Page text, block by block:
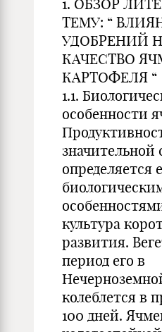
1. ОБЗОР
ТЕМУ: “
УДОБРЕНИЙ
КАЧЕСТВО
КАРТОФЕЛЯ “
1.1.
особенности
значительной
определяется
культура
развития.
период его в
колеблется в
100 дней.